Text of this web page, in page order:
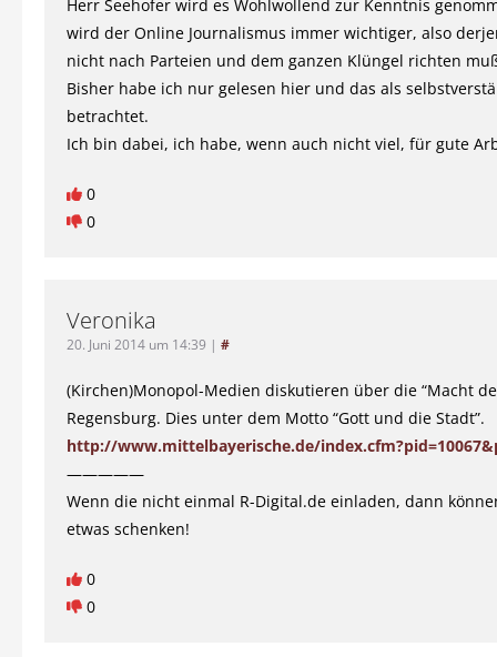
Herr Seehofer wird es Wohlwollend zur Kenntnis
wird der Online Journalismus immer wichtiger, also
nicht nach Parteien und dem ganzen Klüngel richten
Bisher habe ich nur gelesen hier und das als
betrachtet.
Ich bin dabei, ich habe, wenn auch nicht viel, für gute
0
0
Veronika
20. Juni 2014 um 14:39 | #
(Kirchen)Monopol-Medien diskutieren über die “Macht
Regensburg. Dies unter dem Motto “Gott und die Stadt”.
http://www.mittelbayerische.de/
—————
Wenn die nicht einmal R-Digital.de einladen, dann
etwas schenken!
0
0